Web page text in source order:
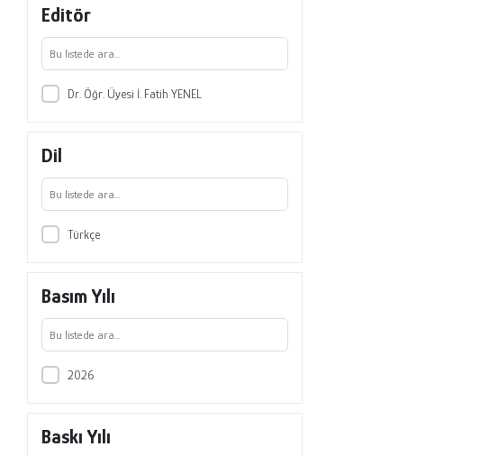
Editör
Dr. Öğr. Üyesi İ. Fatih YENEL
Dil
Türkçe
Basım Yılı
2026
Baskı Yılı